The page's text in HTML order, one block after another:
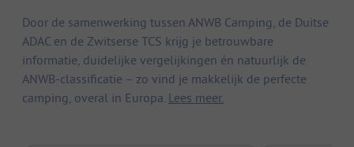
Door de samenwerking tussen ANWB Camping, de Duitse
ADAC en de Zwitserse TCS krijg je betrouwbare
informatie, duidelijke vergelijkingen én natuurlijk de
ANWB-classificatie – zo vind je makkelijk de perfecte
camping, overal in Europa. Lees meer.